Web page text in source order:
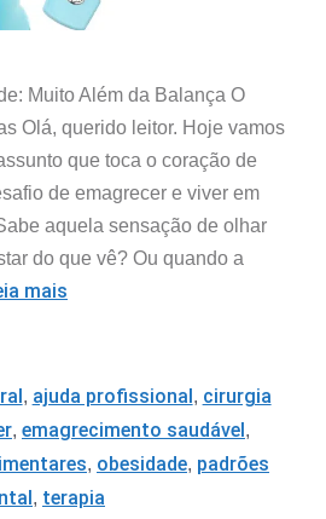
Muito Além da Balança O
Olá, querido leitor. Hoje vamos
que toca o coração de
de emagrecer e viver em
aquela sensação de olhar
do que vê? Ou quando a
mais
, ajuda profissional, cirurgia
, emagrecimento saudável,
, obesidade, padrões
, terapia